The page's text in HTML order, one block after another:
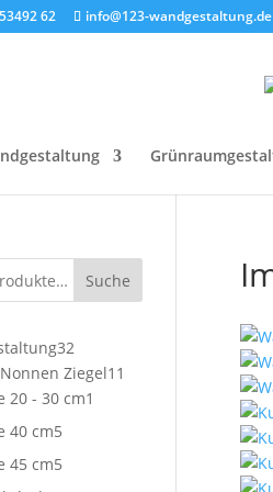
62 info@123-wandgestaltung.de
Suche
32
Produkte
Ziegel11
20 - 30 cm1
40 cm5
45 cm5